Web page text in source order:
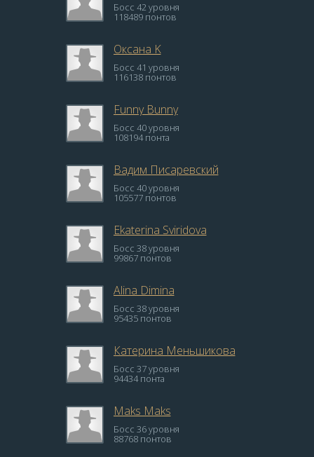
Босс 42 уровня
118489 понтов
Оксана K
Босс 41 уровня
116138 понтов
Funny Bunny
Босс 40 уровня
108194 понта
Вадим Писаревский
Босс 40 уровня
105577 понтов
Ekaterina Sviridova
Босс 38 уровня
99867 понтов
Alina Dimina
Босс 38 уровня
95435 понтов
Катерина Меньшикова
Босс 37 уровня
94434 понта
Maks Maks
Босс 36 уровня
88768 понтов